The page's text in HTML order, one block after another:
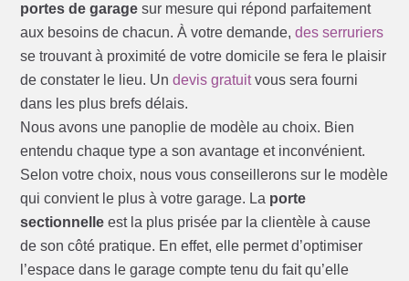
portes de garage sur mesure qui répond parfaitement
aux besoins de chacun. À votre demande,des serruriers
se trouvant à proximité de votre domicile se fera le plaisir
de constater le lieu. Undevis gratuitvous sera fourni
dans les plus brefs délais.
Nous avons une panoplie de modèle au choix. Bien
entendu chaque type a son avantage et inconvénient.
Selon votre choix, nous vous conseillerons sur le modèle
qui convient le plus à votre garage. La porte
sectionnelle est la plus prisée par la clientèle à cause
de son côté pratique. En effet, elle permet d’optimiser
l’espace dans le garage compte tenu du fait qu’elle